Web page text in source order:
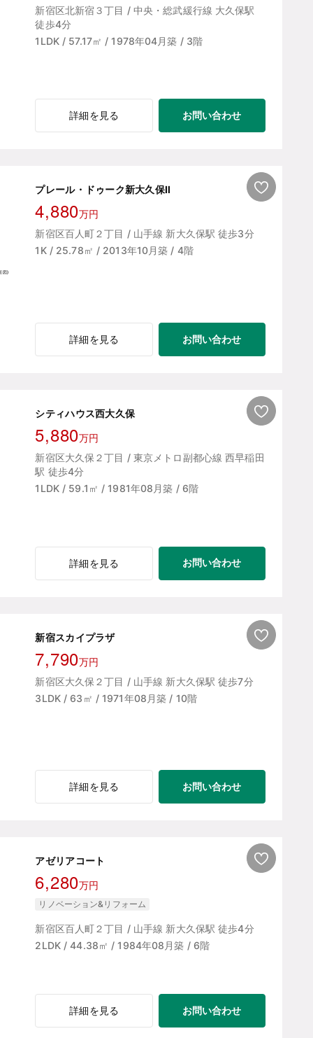
新宿区北新宿３丁目 / 中央・総武緩行線 大久保駅
徒歩4分
1LDK / 57.17㎡ / 1978年04月築 / 3階
詳細を見る お問い合わせ
プレール・ドゥーク新大久保Ⅱ
4,880万円
新宿区百人町２丁目 / 山手線 新大久保駅 徒歩3分
1K / 25.78㎡ / 2013年10月築 / 4階
詳細を見る お問い合わせ
シティハウス西大久保
5,880万円
新宿区大久保２丁目 / 東京メトロ副都心線 西早稲田
駅 徒歩4分
1LDK / 59.1㎡ / 1981年08月築 / 6階
詳細を見る お問い合わせ
新宿スカイプラザ
7,790万円
新宿区大久保２丁目 / 山手線 新大久保駅 徒歩7分
3LDK / 63㎡ / 1971年08月築 / 10階
詳細を見る お問い合わせ
アゼリアコート
6,280万円
リノベーション&リフォーム
新宿区百人町２丁目 / 山手線 新大久保駅 徒歩4分
2LDK / 44.38㎡ / 1984年08月築 / 6階
詳細を見る お問い合わせ